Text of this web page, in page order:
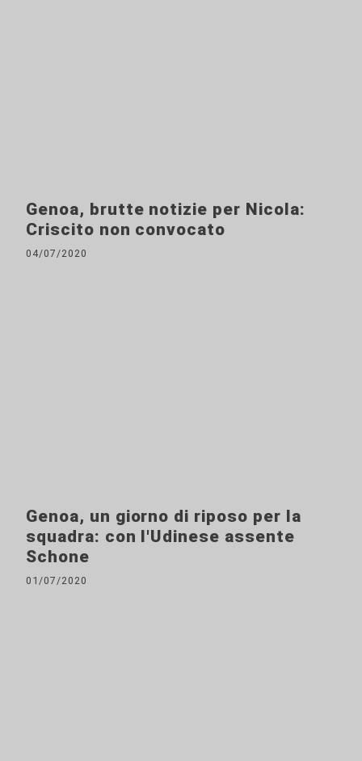
Genoa, brutte notizie per Nicola:
Criscito non convocato
04/07/2020
Genoa, un giorno di riposo per la
squadra: con l'Udinese assente
Schone
01/07/2020